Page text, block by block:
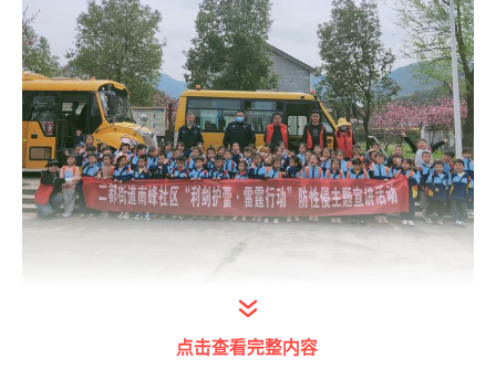
打开今日头条查看图片详情
出发前，社区志愿者开展对未成年人防性侵进
点击查看完整内容